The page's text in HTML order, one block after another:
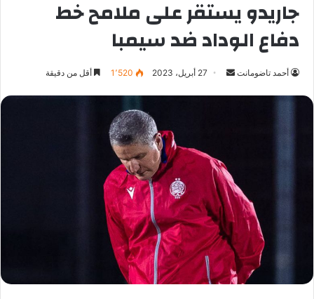
جاريدو يستقر على ملامح خط
دفاع الوداد ضد سيمبا
أحمد تاضومانت
ي
د
ا
ل
ك
ت
27 أبريل، 2023 1٬520 أقل من دقيقة